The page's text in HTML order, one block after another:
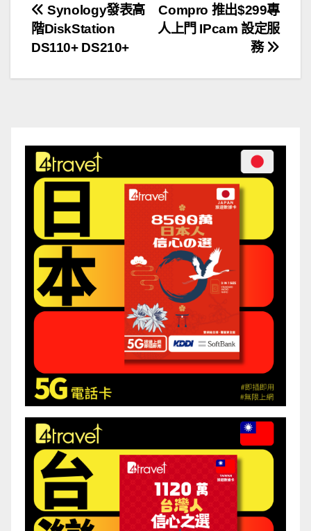
文
章
導
Compro 推出$299專
人上門 IPcam 設定服
務
Synology發表高
階DiskStation
DS110+ DS210+